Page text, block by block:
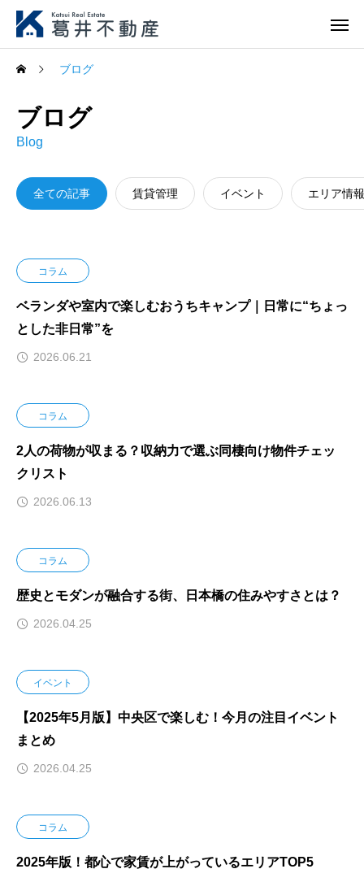
ブログ
ブログ
Blog
全ての記事 賃貸管理 イベント エリア情報
コラム
ベランダや室内で楽しむおうちキャンプ｜日常に“ちょっ
とした非日常”を
2026.06.21
コラム
2人の荷物が収まる？収納力で選ぶ同棲向け物件チェッ
クリスト
2026.06.13
コラム
歴史とモダンが融合する街、日本橋の住みやすさとは？
2026.04.25
イベント
【2025年5月版】中央区で楽しむ！今月の注目イベント
まとめ
2026.04.25
コラム
2025年版！都心で家賃が上がっているエリアTOP5